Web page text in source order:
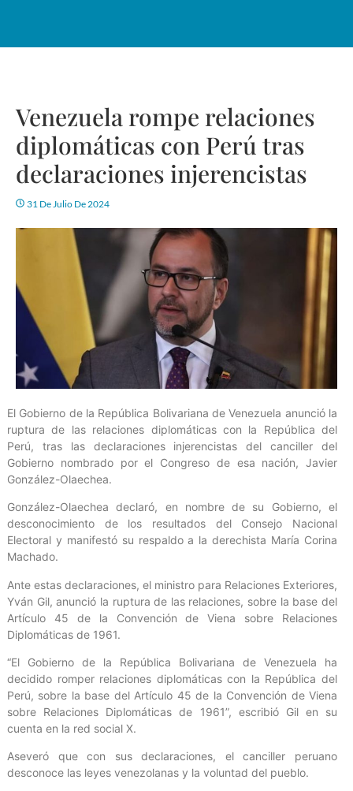
Venezuela rompe relaciones
diplomáticas con Perú tras
declaraciones injerencistas
31 De Julio De 2024
El Gobierno de la República Bolivariana de Venezuela anunció la
ruptura de las relaciones diplomáticas con la República del
Perú, tras las declaraciones injerencistas del canciller del
Gobierno nombrado por el Congreso de esa nación, Javier
González-Olaechea.
González-Olaechea declaró, en nombre de su Gobierno, el
desconocimiento de los resultados del Consejo Nacional
Electoral y manifestó su respaldo a la derechista María Corina
Machado.
Ante estas declaraciones, el ministro para Relaciones Exteriores,
Yván Gil, anunció la ruptura de las relaciones, sobre la base del
Artículo 45 de la Convención de Viena sobre Relaciones
Diplomáticas de 1961.
“El Gobierno de la República Bolivariana de Venezuela ha
decidido romper relaciones diplomáticas con la República del
Perú, sobre la base del Artículo 45 de la Convención de Viena
sobre Relaciones Diplomáticas de 1961”, escribió Gil en su
cuenta en la red social X.
Aseveró que con sus declaraciones, el canciller peruano
desconoce las leyes venezolanas y la voluntad del pueblo.